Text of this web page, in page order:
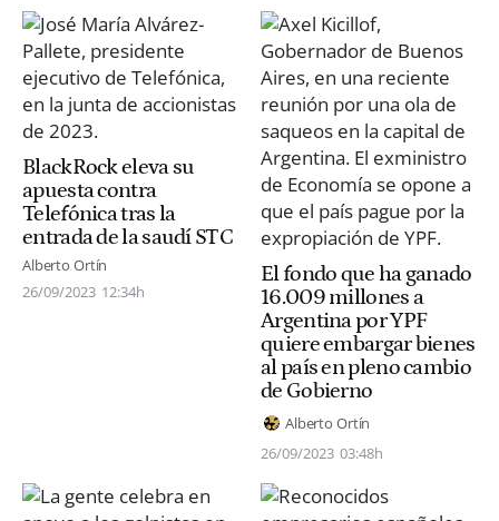
BlackRock eleva su
apuesta contra
Telefónica tras la
entrada de la saudí STC
Alberto Ortín
26/09/2023 12:34h
El fondo que ha ganado
16.009 millones a
Argentina por YPF
quiere embargar bienes
al país en pleno cambio
de Gobierno
Alberto Ortín
26/09/2023 03:48h